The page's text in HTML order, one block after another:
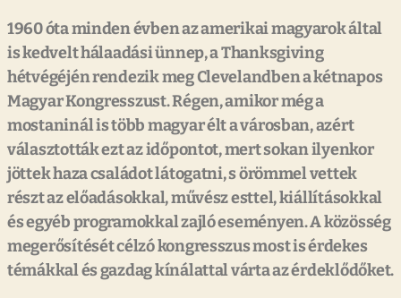
1960 óta minden évben az amerikai magyarok által
is kedvelt hálaadási ünnep, a Thanksgiving
hétvégéjén rendezik meg Clevelandben a kétnapos
Magyar Kongresszust. Régen, amikor még a
mostaninál is több magyar élt a városban, azért
választották ezt az időpontot, mert sokan ilyenkor
jöttek haza családot látogatni, s örömmel vettek
részt az előadásokkal, művész esttel, kiállításokkal
és egyéb programokkal zajló eseményen. A közösség
megerősítését célzó kongresszus most is érdekes
témákkal és gazdag kínálattal várta az érdeklődőket.